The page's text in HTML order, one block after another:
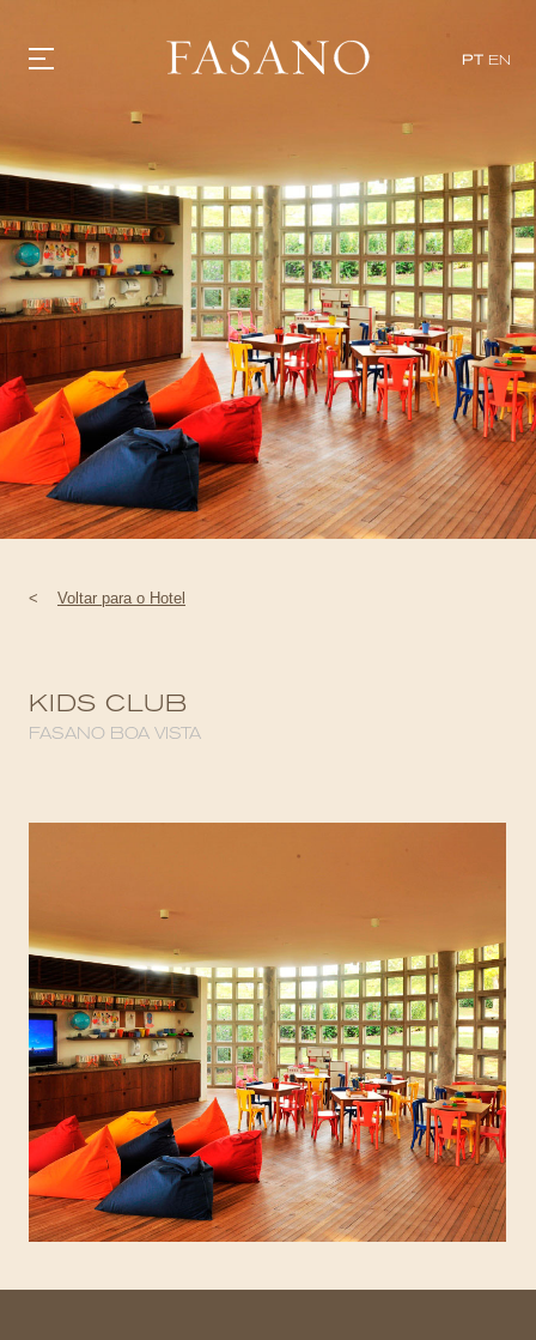
PT EN
GASTRONOMIA
HOTÉIS
EXPERIÊNCIAS
EVENTOS
VILLAS
SHOP | SELEZIONE
DESCUBRA
WHAT'S COOKING
CORRIERE
HISTÓRIA
SUSTENTABILIDADE
CONTATO
< Voltar para o Hotel
KIDS CLUB
FASANO BOA VISTA